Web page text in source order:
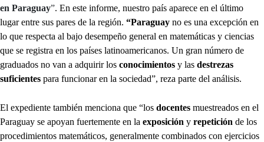
en Paraguay”. En este informe, nuestro país aparece en el último
lugar entre sus pares de la región. “Paraguay no es una excepción en
lo que respecta al bajo desempeño general en matemáticas y ciencias
que se registra en los países latinoamericanos. Un gran número de
graduados no van a adquirir los conocimientos y las destrezas
suficientes para funcionar en la sociedad”, reza parte del análisis.
El expediente también menciona que “los docentes muestreados en el
Paraguay se apoyan fuertemente en la exposición y repetición de los
procedimientos matemáticos, generalmente combinados con ejercicios